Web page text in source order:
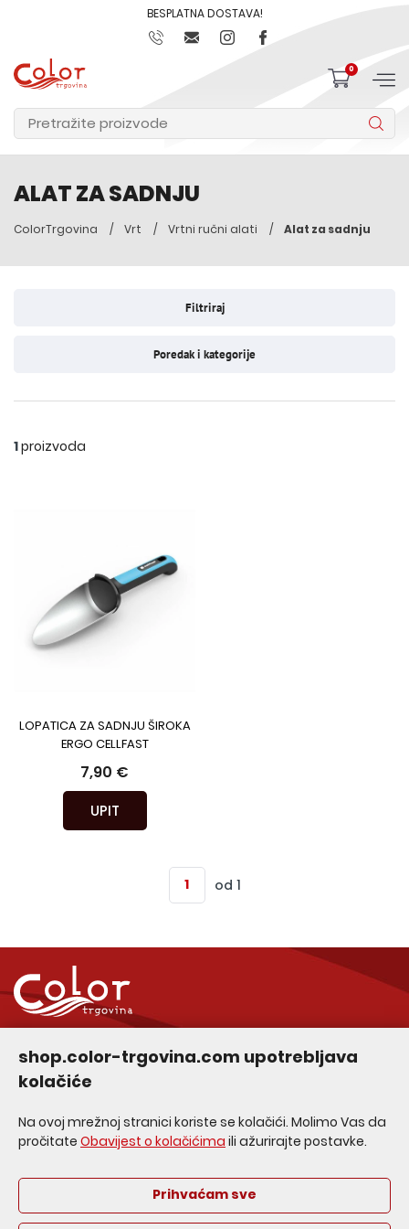
BESPLATNA DOSTAVA!
0
ALAT ZA SADNJU
ColorTrgovina Vrt Vrtni ručni alati Alat za sadnju
Filtriraj
Poredak i kategorije
1proizvoda
LOPATICA ZA SADNJU ŠIROKA
ERGO CELLFAST
7,90 €
UPIT
od 1
Služba za korisnike
Informacije za kupce
Upoznajte nas
shop.color-trgovina.com upotrebljava
kolačiće
Na ovoj mrežnoj stranici koriste se kolačići. Molimo Vas da
pročitateObavijest o kolačićimaili ažurirajte postavke.
Prihvaćam sve